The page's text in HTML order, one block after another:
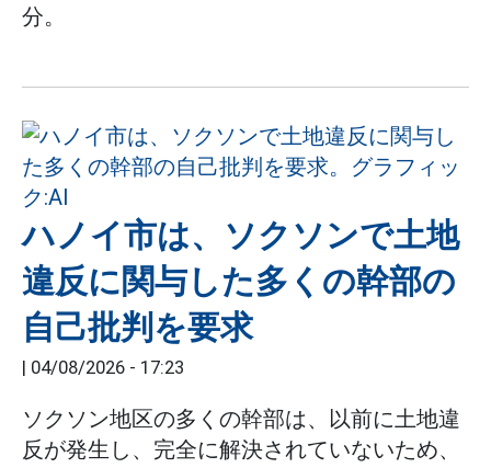
分。
ハノイ市は、ソクソンで土地
違反に関与した多くの幹部の
自己批判を要求
| 04/08/2026 - 17:23
ソクソン地区の多くの幹部は、以前に土地違
反が発生し、完全に解決されていないため、